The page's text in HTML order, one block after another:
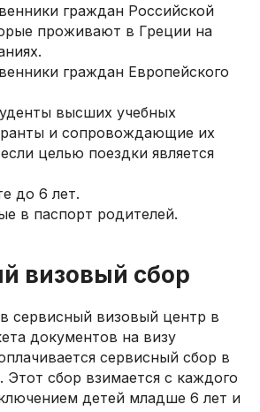
граждан Российской
проживают в Греции на
граждан Европейского
высших учебных
и сопровождающие их
целью поездки является
до 6 лет.
в паспорт родителей.
визовый сбор
сервисный визовый центр в
документов на визу
сервисный сбор в
Этот сбор взимается с каждого
детей младше 6 лет и